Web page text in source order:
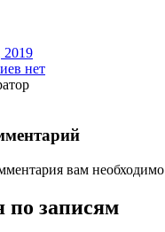
2019
нет
вам необходимо
по записям